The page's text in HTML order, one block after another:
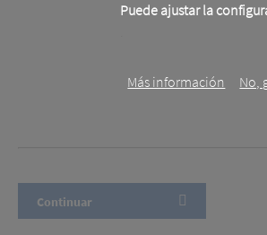
Puede ajustar la
Más información No,